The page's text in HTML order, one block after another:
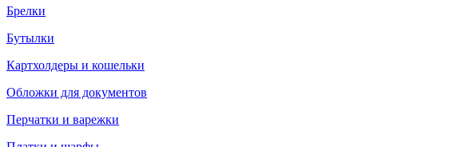
Брелки
Бутылки
Картхолдеры и кошельки
Обложки для документов
Перчатки и варежки